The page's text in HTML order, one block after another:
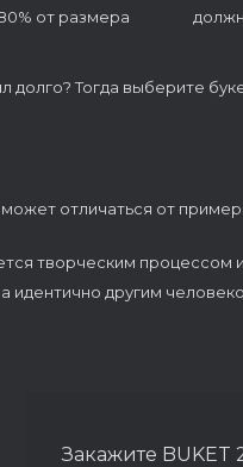
от размера
долго? Тогда выберите
отличаться от
творческим процессом
идентично другим
Закажите BUKET